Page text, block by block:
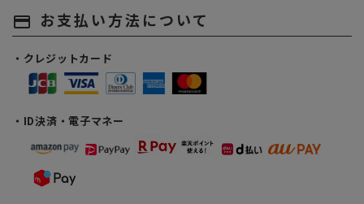
payment お支払い方法について
・クレジットカード
・ID決済・電子マネー